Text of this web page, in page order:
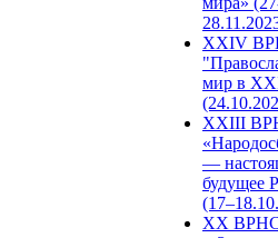
XXIV
мир в
XXIII
—
будущее
XX ВРНС